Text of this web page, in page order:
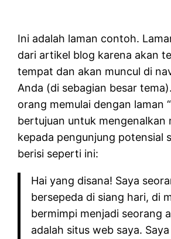
Ini adalah laman contoh.
dari artikel blog karena akan
tempat dan akan muncul di
Anda (di sebagian besar
orang memulai dengan laman
bertujuan untuk mengenalkan
kepada pengunjung potensial
berisi seperti ini:
Hai yang disana! Saya
bersepeda di siang hari, di
bermimpi menjadi seorang
adalah situs web saya.